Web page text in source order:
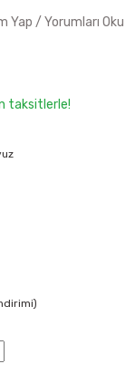
Yap / Yorumları Oku
taksitlerle!